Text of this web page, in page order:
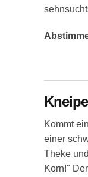
Kommt
einer
Theke
Korn!"